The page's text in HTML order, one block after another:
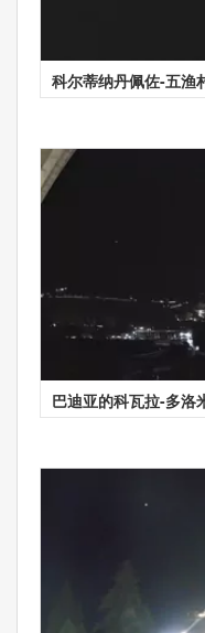
科尔蒂纳丹佩佐-五渔
巴迪亚的科瓦拉-多